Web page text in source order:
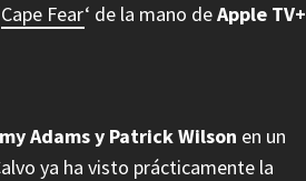
Cape Fear‘ de la mano deApple
Adams y Patrick Wilson en un
ya ha visto prácticamente la